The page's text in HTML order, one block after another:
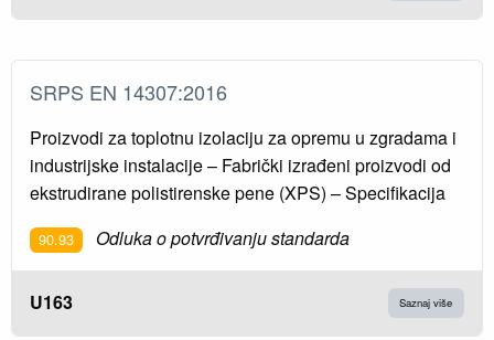
SRPS EN 14307:2016
Proizvodi za toplotnu izolaciju za opremu u zgradama i
industrijske instalacije – Fabrički izrađeni proizvodi od
ekstrudirane polistirenske pene (XPS) – Specifikacija
90.93 Odluka o potvrđivanju standarda
U163 Saznaj više